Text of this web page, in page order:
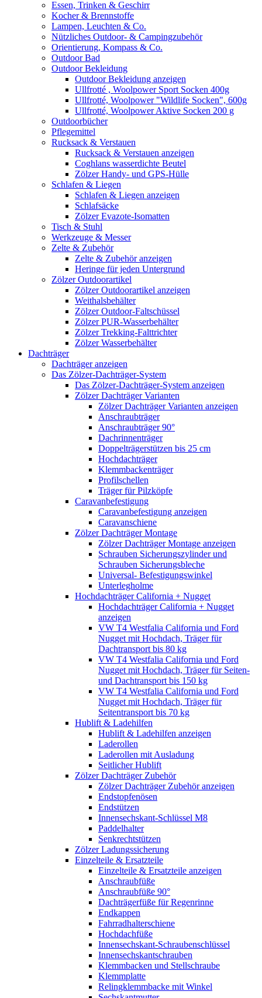
Essen, Trinken & Geschirr
Kocher & Brennstoffe
Lampen, Leuchten & Co.
Nützliches Outdoor- & Campingzubehör
Orientierung, Kompass & Co.
Outdoor Bad
Outdoor Bekleidung
Outdoor Bekleidung anzeigen
Ullfrotté , Woolpower Sport Socken 400g
Ullfrotté, Woolpower "Wildlife Socken", 600g
Ullfrotté, Woolpower Aktive Socken 200 g
Outdoorbücher
Pflegemittel
Rucksack & Verstauen
Rucksack & Verstauen anzeigen
Coghlans wasserdichte Beutel
Zölzer Handy- und GPS-Hülle
Schlafen & Liegen
Schlafen & Liegen anzeigen
Schlafsäcke
Zölzer Evazote-Isomatten
Tisch & Stuhl
Werkzeuge & Messer
Zelte & Zubehör
Zelte & Zubehör anzeigen
Heringe für jeden Untergrund
Zölzer Outdoorartikel
Zölzer Outdoorartikel anzeigen
Weithalsbehälter
Zölzer Outdoor-Faltschüssel
Zölzer PUR-Wasserbehälter
Zölzer Trekking-Falttrichter
Zölzer Wasserbehälter
Dachträger
Dachträger anzeigen
Das Zölzer-Dachträger-System
Das Zölzer-Dachträger-System anzeigen
Zölzer Dachträger Varianten
Zölzer Dachträger Varianten anzeigen
Anschraubträger
Anschraubträger 90°
Dachrinnenträger
Doppelträgerstützen bis 25 cm
Hochdachträger
Klemmbackenträger
Profilschellen
Träger für Pilzköpfe
Caravanbefestigung
Caravanbefestigung anzeigen
Caravanschiene
Zölzer Dachträger Montage
Zölzer Dachträger Montage anzeigen
Schrauben Sicherungszylinder und
Schrauben Sicherungsbleche
Universal- Befestigungswinkel
Unterlegholme
Hochdachträger California + Nugget
Hochdachträger California + Nugget
anzeigen
VW T4 Westfalia California und Ford
Nugget mit Hochdach, Träger für
Dachtransport bis 80 kg
VW T4 Westfalia California und Ford
Nugget mit Hochdach, Träger für Seiten-
und Dachtransport bis 150 kg
VW T4 Westfalia California und Ford
Nugget mit Hochdach, Träger für
Seitentransport bis 70 kg
Hublift & Ladehilfen
Hublift & Ladehilfen anzeigen
Laderollen
Laderollen mit Ausladung
Seitlicher Hublift
Zölzer Dachträger Zubehör
Zölzer Dachträger Zubehör anzeigen
Endstopfenösen
Endstützen
Innensechskant-Schlüssel M8
Paddelhalter
Senkrechtstützen
Zölzer Ladungssicherung
Einzelteile & Ersatzteile
Einzelteile & Ersatzteile anzeigen
Anschraubfüße
Anschraubfüße 90°
Dachträgerfüße für Regenrinne
Endkappen
Fahrradhalterschiene
Hochdachfüße
Innensechskant-Schraubenschlüssel
Innensechskantschrauben
Klemmbacken und Stellschraube
Klemmplatte
Relingklemmbacke mit Winkel